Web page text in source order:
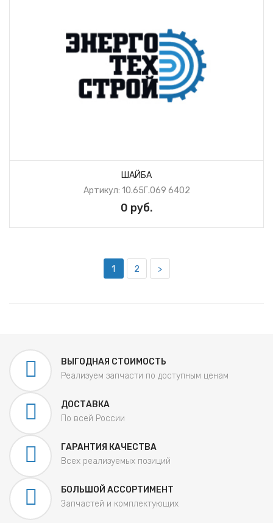
ШАЙБА
Артикул: 10.65Г.069 6402
0 руб.
1 2 >
ВЫГОДНАЯ СТОИМОСТЬ
Реализуем запчасти по доступным ценам
ДОСТАВКА
По всей России
ГАРАНТИЯ КАЧЕСТВА
Всех реализуемых позиций
БОЛЬШОЙ АССОРТИМЕНТ
Запчастей и комплектующих